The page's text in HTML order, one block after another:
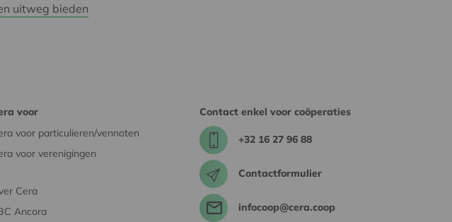
uitweg bieden
voor
voor particulieren/vennoten
voor verenigingen
Cera
Ancora
Contact enkel voor coöperaties
+32 16 27 96 88
Contactformulier
infocoop@cera.coop